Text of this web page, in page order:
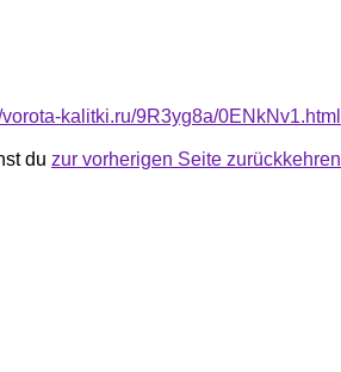
vorota-kalitki.ru/9R3yg8a/0ENkNv1.html
du zur vorherigen Seite zurückkehren